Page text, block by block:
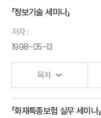
「정보기술 세미나」
저자 :
1998-05-13
목차
「화재특종보험 실무 세미나」